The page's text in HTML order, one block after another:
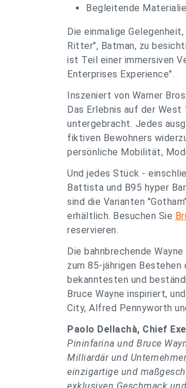
Begleitende
Die einmalige
Ritter", Batman, zu
ist Teil einer immersiven
Enterprises Experience".
Inszeniert von Warner
Das Erlebnis auf der
untergebracht. Jedes
fiktiven Bewohners
persönliche Mobilität,
Und jedes Stück -
Battista und B95 hyper
sind die Varianten
erhältlich. Besuchen Sie
reservieren.
Die bahnbrechende
zum 85-jährigen
bekanntesten und
Bruce Wayne inspiriert,
City, Alfred Pennyworth
Paolo Dellachà, Chief
Pininfarina und Bruce
Milliardär und
einzigartige und